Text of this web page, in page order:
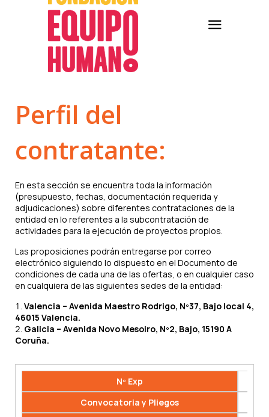
Perfil del
contratante:
En esta sección se encuentra toda la información
(presupuesto, fechas, documentación requerida y
adjudicaciones) sobre diferentes contrataciones de la
entidad en lo referentes a la subcontratación de
actividades para la ejecución de proyectos propios.
Las proposiciones podrán entregarse por correo
electrónico siguiendo lo dispuesto en el Documento de
condiciones de cada una de las ofertas, o en cualquier caso
en cualquiera de las siguientes sedes de la entidad:
Valencia – Avenida Maestro Rodrigo, Nº37, Bajo local 4,
46015 Valencia.
Galicia – Avenida Novo Mesoiro, Nº2, Bajo, 15190 A
Coruña.
Nº Exp
Convocatoria y Pliegos